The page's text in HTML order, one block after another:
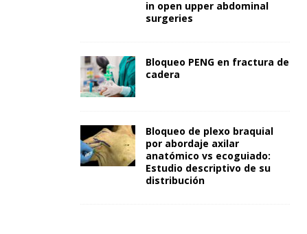
in open upper abdominal
surgeries
Bloqueo PENG en fractura de
cadera
Bloqueo de plexo braquial
por abordaje axilar
anatómico vs ecoguiado:
Estudio descriptivo de su
distribución